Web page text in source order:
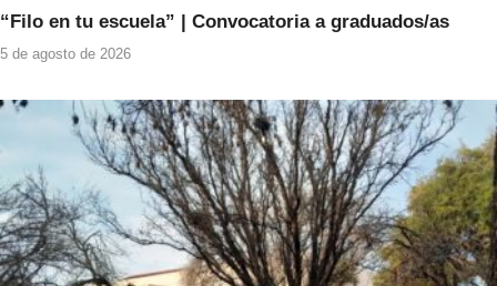
“Filo en tu escuela” | Convocatoria a graduados/as
5 de agosto de 2026